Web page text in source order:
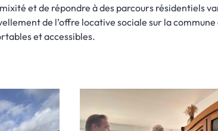
et de répondre à des parcours résidentiels
de l’offre locative sociale sur la
et accessibles.